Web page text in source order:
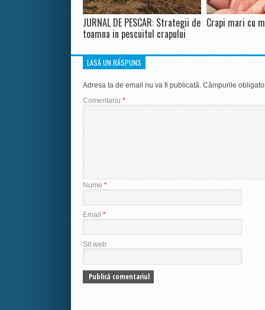
JURNAL DE PESCAR: Strategii de
toamna in pescuitul crapului
Crapi mari cu
LASĂ UN RĂSPUNS
Adresa ta de email nu va fi publicată. Câmpurile
Comentariu *
Nume *
Email *
Sit web